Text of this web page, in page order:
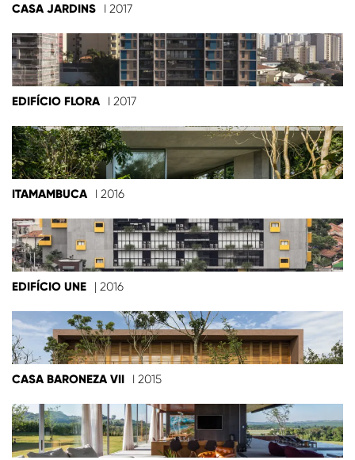
CASA JARDINS I 2017
EDIFÍCIO FLORA I 2017
ITAMAMBUCA I 2016
EDIFÍCIO UNE | 2016
CASA BARONEZA VII I 2015